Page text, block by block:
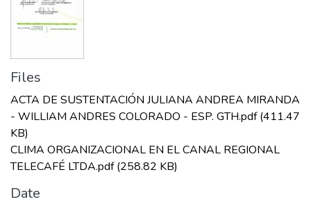
Files
ACTA DE SUSTENTACIÓN JULIANA ANDREA MIRANDA
- WILLIAM ANDRES COLORADO - ESP. GTH.pdf(411.47
KB)
CLIMA ORGANIZACIONAL EN EL CANAL REGIONAL
TELECAFÉ LTDA.pdf(258.82 KB)
Date